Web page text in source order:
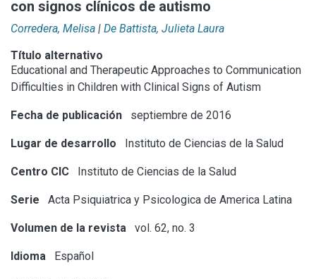
con signos clínicos de autismo
Corredera, Melisa | De Battista, Julieta Laura
Título alternativo
Educational and Therapeutic Approaches to Communication
Difficulties in Children with Clinical Signs of Autism
Fecha de publicación septiembre de 2016
Lugar de desarrollo Instituto de Ciencias de la Salud
Centro CIC Instituto de Ciencias de la Salud
Serie Acta Psiquiatrica y Psicologica de America Latina
Volumen de la revista vol. 62, no. 3
Idioma Español